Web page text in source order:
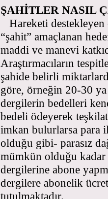
ŞAHİTLER NASIL
Hareketi
“şahit” amaçlanan
maddi ve manevi
Araştırmacıların
şahide belirli
göre, örneğin 20-30
dergilerin bedelleri
bedeli ödeyerek
imkan bulurlarsa para
olduğu gibi- parasız
mümkün olduğu
dergilerine abone
dergilere abonelik
tutulmaktadır.